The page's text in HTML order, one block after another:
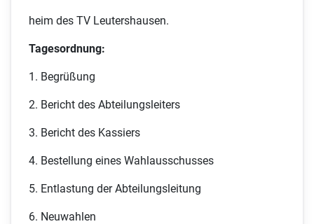
heim des TV Leutershausen.
Tagesordnung:
1. Begrüßung
2. Bericht des Abteilungsleiters
3. Bericht des Kassiers
4. Bestellung eines Wahlausschusses
5. Entlastung der Abteilungsleitung
6. Neuwahlen